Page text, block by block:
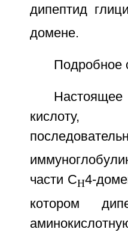
дипептид
домене.
Подробное
кислоту,
части CH4-
котором